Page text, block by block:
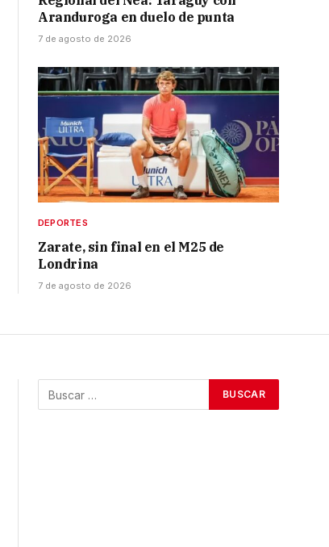
Aranduroga en duelo de punta
7 de agosto de 2026
DEPORTES
Zarate, sin final en el M25 de
Londrina
7 de agosto de 2026